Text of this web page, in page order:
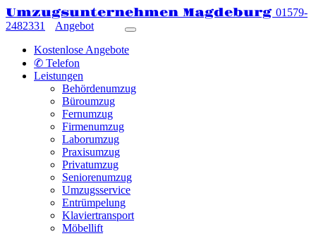
Umzugsunternehmen Magdeburg 01579-
2482331
Angebot
Kostenlose Angebote
✆ Telefon
Leistungen
Behördenumzug
Büroumzug
Fernumzug
Firmenumzug
Laborumzug
Praxisumzug
Privatumzug
Seniorenumzug
Umzugsservice
Entrümpelung
Klaviertransport
Möbellift